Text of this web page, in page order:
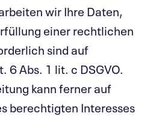
wir Ihre Daten,
einer rechtlichen
sind auf
6 Abs. 1 lit. c DSGVO.
kann ferner auf
berechtigten Interesses